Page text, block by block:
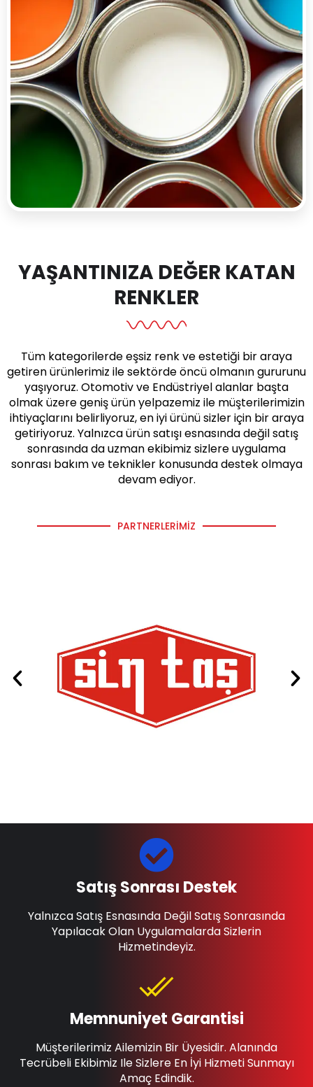
YAŞANTINIZA DEĞER KATAN
RENKLER
Tüm kategorilerde eşsiz renk ve estetiği bir araya
getiren ürünlerimiz ile sektörde öncü olmanın gururunu
yaşıyoruz. Otomotiv ve Endüstriyel alanlar başta
olmak üzere geniş ürün yelpazemiz ile müşterilerimizin
ihtiyaçlarını belirliyoruz, en iyi ürünü sizler için bir araya
getiriyoruz. Yalnızca ürün satışı esnasında değil satış
sonrasında da uzman ekibimiz sizlere uygulama
sonrası bakım ve teknikler konusunda destek olmaya
devam ediyor.
PARTNERLERIMIZ
Memnuniyet Garantisi
Müşterilerimiz Ailemizin Bir Üyesidir. Alanında
Tecrübeli Ekibimiz Ile Sizlere En İyi Hizmeti Sunmayı
Amaç Edindik.
Satış Sonrası Destek
Yalnızca Satış Esnasında Değil Satış Sonrasında
Yapılacak Olan Uygulamalarda Sizlerin
Hizmetindeyiz.